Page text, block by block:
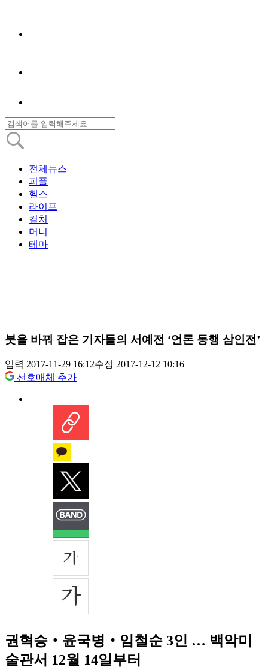
전체뉴스
피플
헬스
라이프
컬처
머니
테마
붓을 바꿔 잡은 기자들의 서예전 ‘언론 동행 삼인전’
입력 2017-11-29 16:12수정 2017-12-12 10:16
선호매체 추가
권혁승‧윤국병‧임철순 3인 … 백악미
술관서 12월 14일부터